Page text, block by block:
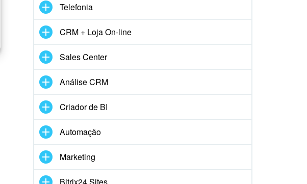
Telefonia
CRM + Loja On-line
Sales Center
Análise CRM
Criador de BI
Automação
Marketing
Bitrix24.Sites